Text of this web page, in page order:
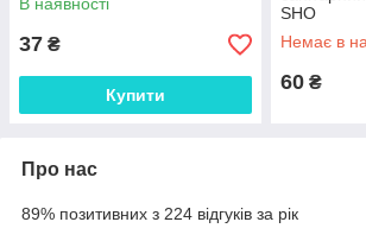
37 ₴
Купити
SHO
Немає в
60 ₴
Про нас
89% позитивних з 224 відгуків за рік